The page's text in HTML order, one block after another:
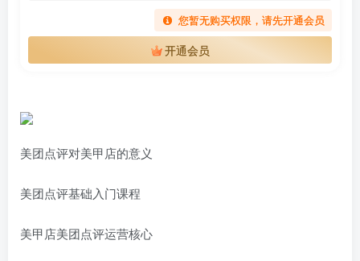
您暂无购买权限，请先开通会员
开通会员
美团点评对美甲店的意义
美团点评基础入门课程
美甲店美团点评运营核心
找回密码|免密登录
登录
使用社交账号登录即表示同意